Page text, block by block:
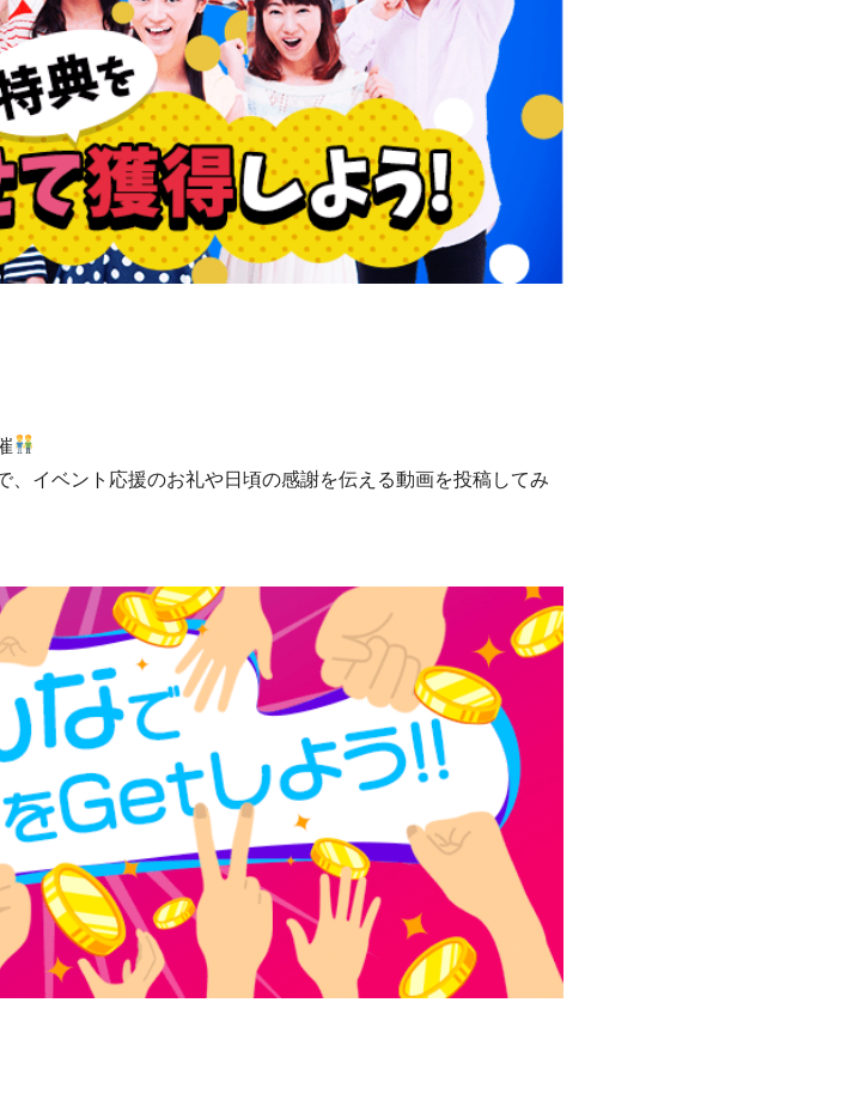
イベント応援のお礼や日頃の感謝を伝える動画を投稿してみ